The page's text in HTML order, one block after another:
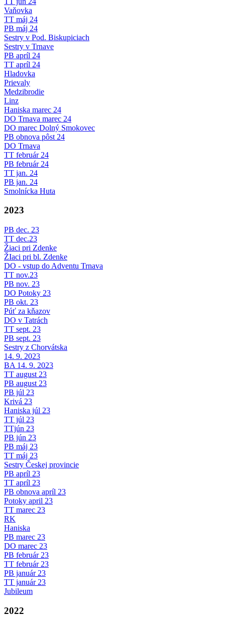
Vaňovka
TT máj 24
PB máj 24
Sestry v Pod. Biskupiciach
Sestry v Trnave
PB apríl 24
TT apríl 24
Hladovka
Prievaly
Medzibrodie
Linz
Haniska marec 24
DO Trnava marec 24
DO marec Dolný Smokovec
PB obnova pôst 24
DO Trnava
TT február 24
PB február 24
TT jan. 24
PB jan. 24
Smolnícka Huta
2023
PB dec. 23
TT dec.23
Žiaci pri Zdenke
ŽIaci pri bl. Zdenke
DO - vstup do Adventu Trnava
TT nov.23
PB nov. 23
DO Potoky 23
PB okt. 23
Púť za kňazov
DO v Tatrách
TT sept. 23
PB sept. 23
Sestry z Chorvátska
14. 9. 2023
BA 14. 9. 2023
TT august 23
PB august 23
PB júl 23
Krivá 23
Haniska júl 23
TT júl 23
TTjún 23
PB jún 23
PB máj 23
TT máj 23
Sestry Českej provincie
PB apríl 23
TT apríl 23
PB obnova apríl 23
Potoky april 23
TT marec 23
RK
Haniska
PB marec 23
DO marec 23
PB február 23
TT február 23
PB január 23
TT január 23
Jubileum
2022